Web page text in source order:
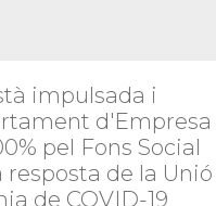
impulsada i
d'Empresa
pel Fons Social
de la Unió
de COVID-19